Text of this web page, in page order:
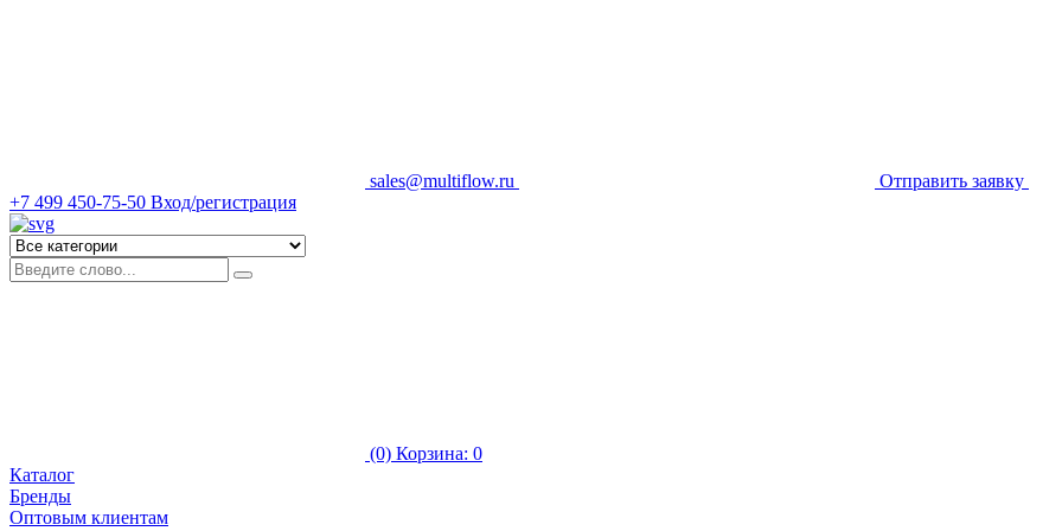
sales@multiflow.ru
Отправить заявку
+7 499 450-75-50 Вход/регистрация
(0) Корзина: 0
Каталог
Бренды
Оптовым клиентам